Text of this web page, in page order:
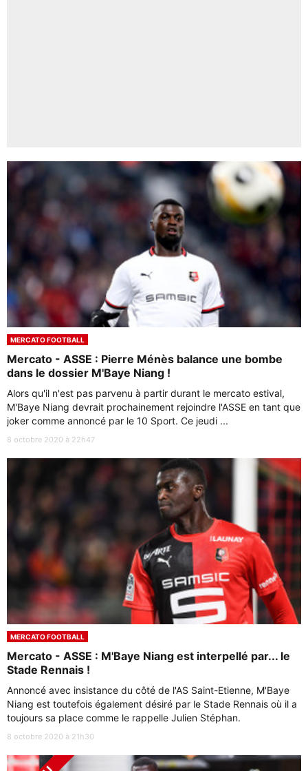
MERCATO FOOTBALL
Mercato - ASSE : Pierre Ménès balance une bombe
dans le dossier M'Baye Niang !
Alors qu'il n'est pas parvenu à partir durant le mercato estival,
M'Baye Niang devrait prochainement rejoindre l'ASSE en tant que
joker comme annoncé par le 10 Sport. Ce jeudi ...
8 octobre 2020 à 22h47
MERCATO FOOTBALL
Mercato - ASSE : M'Baye Niang est interpellé par... le
Stade Rennais !
Annoncé avec insistance du côté de l'AS Saint-Etienne, M'Baye
Niang est toutefois également désiré par le Stade Rennais où il a
toujours sa place comme le rappelle Julien Stéphan.
8 octobre 2020 à 21h30